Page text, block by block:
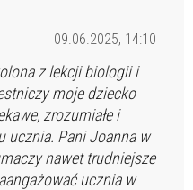
09.06.2025, 14:10
z lekcji biologii i
moje dziecko
zrozumiałe i
ucznia. Pani Joanna w
nawet trudniejsze
ucznia w